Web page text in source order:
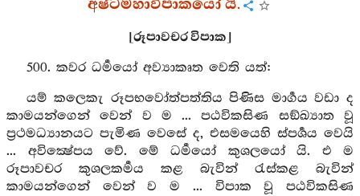
අෂ්ටමහාවිපාකයෝ යි.
[රූපාවචර විපාක]
500. කවර ධර්‍මයෝ අව්‍යාකෘත වෙති යත්:
යම් කලෙකැ රූපභවෝත්පත්තිය පිණිස මාර්‍ගය වඩා ද
කාමයන්ගෙන් වෙන් ව ම ... පඨවිකසිණ සඞ්ඛ්‍යාත වූ
ප්‍රථමධ්‍යානයට පැමිණ වෙසේ ද, එසමයෙහි ස්පර්‍ශය වෙයි
... අවික්‍ෂේපය වේ. මේ ධර්‍මයෝ කුශලයෝ යි. එ ම
රූපාවචර කුශලකර්‍මය කළ බැවින් රැස්කළ බැවින්
කාමයන්ගෙන් වෙන් ව ම ... විපාක වූ පඨවිකසිණ